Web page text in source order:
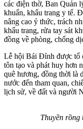
các điện thờ, Ban Quản
khuẩn, khẩu trang y tế.
nâng cao ý thức, trách
khẩu trang, rửa tay sát
đồng về phòng, chống
Lễ hội Bái Đính được tổ
tôn tạo và phát huy hơn
quê hương, đồng thời là
nước đến tham quan,
lịch sử, về đất và người
Thuyền